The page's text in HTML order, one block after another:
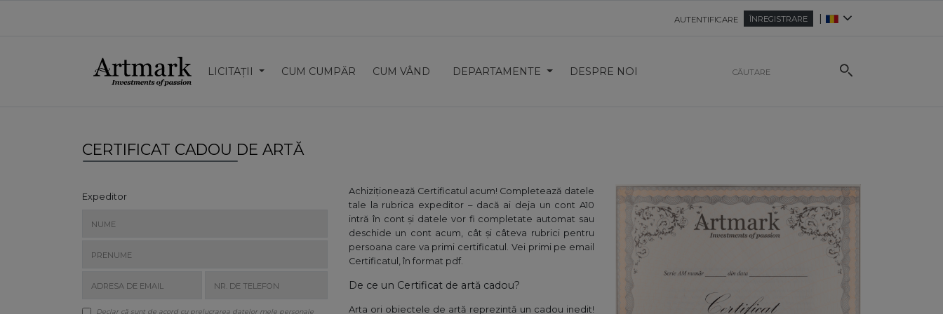
AUTENTIFICARE ÎNREGISTRARE |
LICITAȚII CUM CUMPĂR CUM VÂND DEPARTAMENTE DESPRE NOI
CERTIFICAT CADOU DE ARTĂ
Expeditor
Declar că sunt de acord cu prelucrarea datelor mele personale
Achiziționează Certificatul acum! Completează datele
tale la rubrica expeditor – dacă ai deja un cont A10
intră în cont și datele vor fi completate automat sau
deschide un cont acum, cât și câteva rubrici pentru
persoana care va primi certificatul. Vei primi pe email
Certificatul, în format pdf.
De ce un Certificat de artă cadou?
Arta ori obiectele de artă reprezintă un cadou inedit!